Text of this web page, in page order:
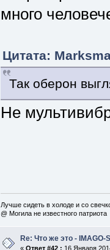
много
Цитата:
Так оберон
Не
Лучше сидеть в холоде и со
@ Могила не известного патриота
Re: Что же это - IMAGO-
« Ответ #42 : 16 Января